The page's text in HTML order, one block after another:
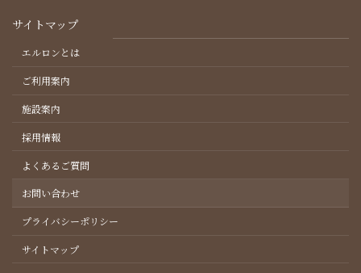
サイトマップ
エルロンとは
ご利用案内
施設案内
採用情報
よくあるご質問
お問い合わせ
プライバシーポリシー
サイトマップ